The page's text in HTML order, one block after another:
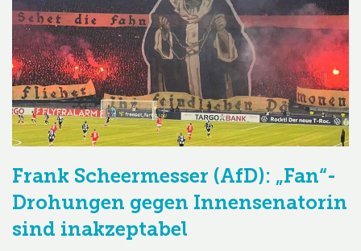
Frank Scheermesser (AfD): „Fan“-
Drohungen gegen Innensenatorin
sind inakzeptabel